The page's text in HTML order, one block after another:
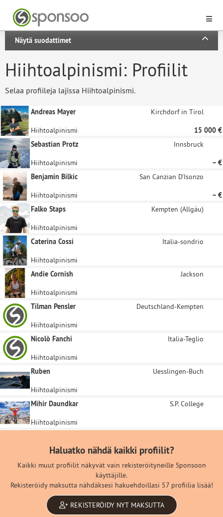
Näytä suodattimet
Hiihtoalpinismi: Profiilit
Selaa profiileja lajissa Hiihtoalpinismi.
Andreas Mayer Kirchdorf in Tirol
Hiihtoalpinismi
15 000 €
Sebastian Protz
Innsbruck
Hiihtoalpinismi
– €
Benjamin Bilkic
San Canzian D'Isonzo
Hiihtoalpinismi
– €
Falko Staps
Kempten (Allgäu)
Hiihtoalpinismi
Caterina Cossi
Italia-sondrio
Hiihtoalpinismi
Andie Cornish
Jackson
Hiihtoalpinismi
Tilman Pensler
Deutschland-Kempten
Hiihtoalpinismi
Nicolò Fanchi
Italia-Teglio
Hiihtoalpinismi
Ruben
Uesslingen-Buch
Hiihtoalpinismi
Mihir Daundkar
S.P. College
Hiihtoalpinismi
Haluatko nähdä kaikki profiilit?
Kaikki muut profiilit näkyvät vain rekisteröityneille Sponsoon
käyttäjille.
Rekisteröidy maksutta nähdäksesi hakuehdoillasi 57 profiilia lisää!
REKISTERÖIDY NYT MAKSUTTA